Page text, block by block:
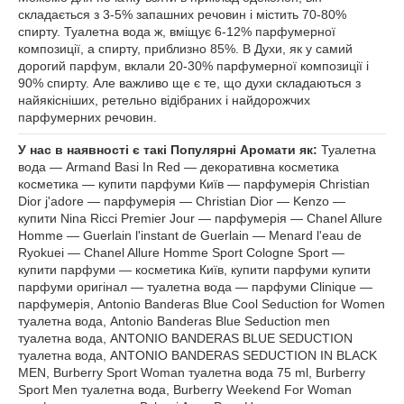
складається з 3-5% запашних речовин і містить 70-80%
спирту. Туалетна вода ж, вміщує 6-12% парфумерної
композиції, а спирту, приблизно 85%. В Духи, як у самий
дорогий парфум, вклали 20-30% парфумерної композиції і
90% спирту. Але важливо ще є те, що духи складаються з
найякісніших, ретельно відібраних і найдорожчих
парфумерних речовин.
У нас в наявності є такі Популярні Аромати як: Туалетна
вода — Armand Basi In Red — декоративна косметика
косметика — купити парфуми Київ — парфумерія Christian
Dior j'adore — парфумерія — Christian Dior — Kenzo —
купити Nina Ricci Premier Jour — парфумерія — Chanel Allure
Homme — Guerlain l'instant de Guerlain — Menard l'eau de
Ryokuei — Chanel Allure Homme Sport Cologne Sport —
купити парфуми — косметика Київ, купити парфуми купити
парфуми оригінал — туалетна вода — парфуми Clinique —
парфумерія, Antonio Banderas Blue Cool Seduction for Women
туалетна вода, Antonio Banderas Blue Seduction men
туалетна вода, ANTONIO BANDERAS BLUE SEDUCTION
туалетна вода, ANTONIO BANDERAS SEDUCTION IN BLACK
MEN, Burberry Sport Woman туалетна вода 75 ml, Burberry
Sport Men туалетна вода, Burberry Weekend For Woman